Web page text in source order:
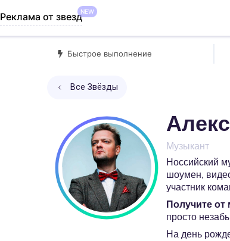
Реклама от звездNEW
Быстрое выполнение
Все Звёзды
Музыкант
Hоссийский
шоумен,
участник
Получите
просто
На день